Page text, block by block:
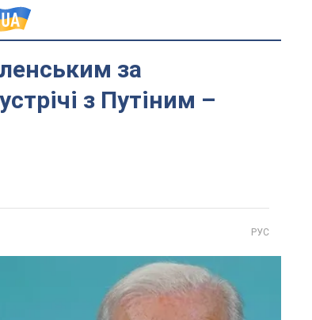
за
з Путіним –
РУС